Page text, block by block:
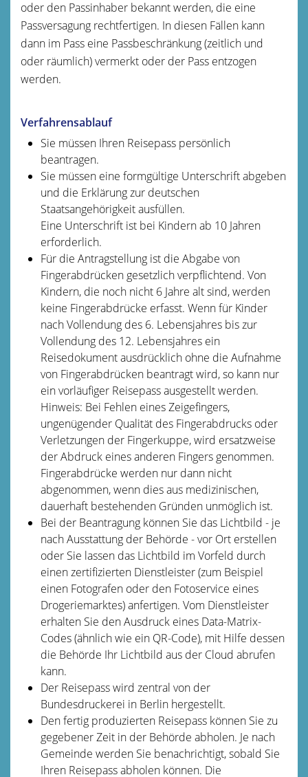
oder den Passinhaber bekannt werden, die eine
Passversagung rechtfertigen. In diesen Fällen kann
dann im Pass eine Passbeschränkung (zeitlich und
oder räumlich) vermerkt oder der Pass entzogen
werden.
Verfahrensablauf
Sie müssen Ihren Reisepass persönlich
beantragen.
Sie müssen eine formgültige Unterschrift abgeben
und die Erklärung zur deutschen
Staatsangehörigkeit ausfüllen.
Eine Unterschrift ist bei Kindern ab 10 Jahren
erforderlich.
Für die Antragstellung ist die Abgabe von
Fingerabdrücken gesetzlich verpflichtend. Von
Kindern, die noch nicht 6 Jahre alt sind, werden
keine Fingerabdrücke erfasst. Wenn für Kinder
nach Vollendung des 6. Lebensjahres bis zur
Vollendung des 12. Lebensjahres ein
Reisedokument ausdrücklich ohne die Aufnahme
von Fingerabdrücken beantragt wird,so kann nur
ein vorläufiger Reisepass ausgestellt werden.
Hinweis: Bei Fehlen eines Zeigefingers,
ungenügender Qualität des Fingerabdrucks oder
Verletzungen der Fingerkuppe, wird ersatzweise
der Abdruck eines anderen Fingers genommen.
Fingerabdrücke werden nur dann nicht
abgenommen, wenn dies aus medizinischen,
dauerhaft bestehenden Gründen unmöglich ist.
Bei der Beantragung können Sie das Lichtbild - je
nach Ausstattung der Behörde - vor Ort erstellen
oder Sie lassen das Lichtbild im Vorfeld durch
einen zertifizierten Dienstleister (zum Beispiel
einen Fotografen oder den Fotoservice eines
Drogeriemarktes) anfertigen. Vom Dienstleister
erhalten Sie den Ausdruck eines Data-Matrix-
Codes (ähnlich wie ein QR-Code), mit Hilfe dessen
die Behörde Ihr Lichtbild aus der Cloud abrufen
kann.
Der Reisepass wird zentral von der
Bundesdruckerei in Berlin hergestellt.
Den fertig produzierten Reisepass können Sie zu
gegebener Zeit in der Behörde abholen. Je nach
Gemeinde werden Sie benachrichtigt, sobald Sie
Ihren Reisepass abholen können. Die